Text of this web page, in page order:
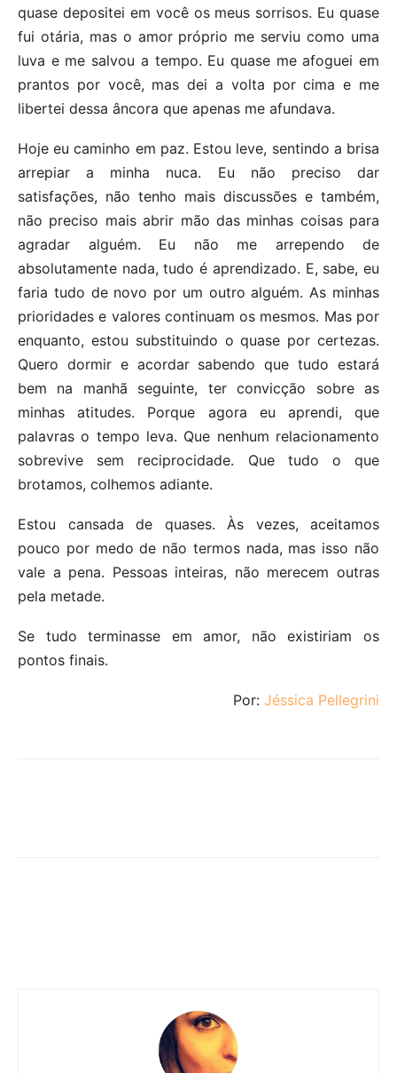
quase depositei em você os meus sorrisos. Eu quase
fui otária, mas o amor próprio me serviu como uma
luva e me salvou a tempo. Eu quase me afoguei em
prantos por você, mas dei a volta por cima e me
libertei dessa âncora que apenas me afundava.
Hoje eu caminho em paz. Estou leve, sentindo a brisa
arrepiar a minha nuca. Eu não preciso dar
satisfações, não tenho mais discussões e também,
não preciso mais abrir mão das minhas coisas para
agradar alguém. Eu não me arrependo de
absolutamente nada, tudo é aprendizado. E, sabe, eu
faria tudo de novo por um outro alguém. As minhas
prioridades e valores continuam os mesmos. Mas por
enquanto, estou substituindo o quase por certezas.
Quero dormir e acordar sabendo que tudo estará
bem na manhã seguinte, ter convicção sobre as
minhas atitudes. Porque agora eu aprendi, que
palavras o tempo leva. Que nenhum relacionamento
sobrevive sem reciprocidade. Que tudo o que
brotamos, colhemos adiante.
Estou cansada de quases. Às vezes, aceitamos
pouco por medo de não termos nada, mas isso não
vale a pena. Pessoas inteiras, não merecem outras
pela metade.
Se tudo terminasse em amor, não existiriam os
pontos finais.
Por: Jéssica Pellegrini